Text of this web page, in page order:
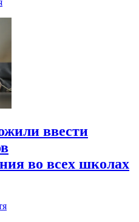
ввести
во всех школах